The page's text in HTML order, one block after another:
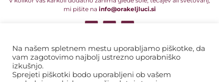
mi pišite na info@orakeljluci.si
pravne oblike zaščite intelektualne lastnine. Prav tako to velja za
programe in njihova imena ter naslove. Zato ta besedila, tekste, dela
besedil ali sporočil in informacij ni dovoljeno prepisovati, razmnoževati
ali kakor koli drugače razširjati v komercialne namene.
Na našem spletnem mestu uporabljamo piškotke, da
vam zagotovimo najbolj ustrezno uporabniško
izkušnjo.
Sprejeti piškotki bodo uporabljeni ob vašem